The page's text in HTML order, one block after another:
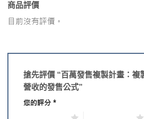
商品評價
目前沒有評價。
搶先評價 “百萬發售複製計畫：複
營收的發售公式”
您的評分 *